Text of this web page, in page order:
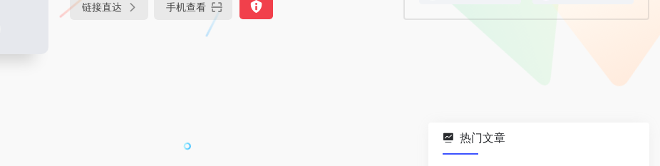
链接直达 手机查看
热门文章